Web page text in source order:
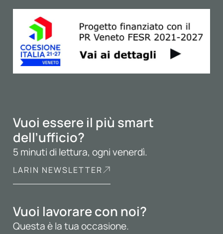
Vuoi essere il più smart
dell’ufficio?
5 minuti di lettura, ogni venerdì.
LARIN NEWSLETTER
Vuoi lavorare con noi?
Questa è la tua occasione.